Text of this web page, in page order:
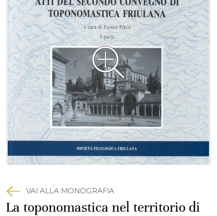
VAI ALLA MONOGRAFIA
La toponomastica nel territorio di